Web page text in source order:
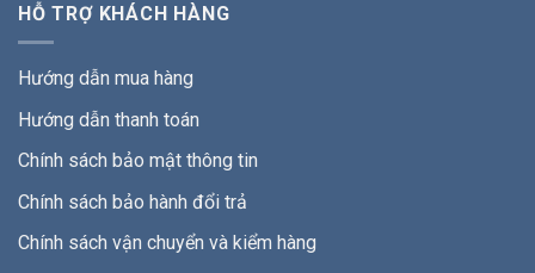
HỖ TRỢ KHÁCH HÀNG
Hướng dẫn mua hàng
Hướng dẫn thanh toán
Chính sách bảo mật thông tin
Chính sách bảo hành đổi trả
Chính sách vận chuyển và kiểm hàng